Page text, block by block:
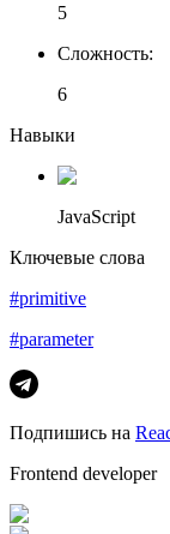
5
Сложность:
6
Навыки
JavaScript
Ключевые слова
#primitive
#parameter
Подпишись на
Frontend developer